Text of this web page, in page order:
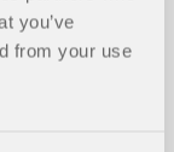
you’ve
from your use